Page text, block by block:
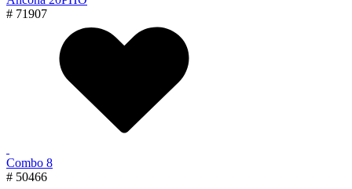
# 71907
Combo 8
# 50466